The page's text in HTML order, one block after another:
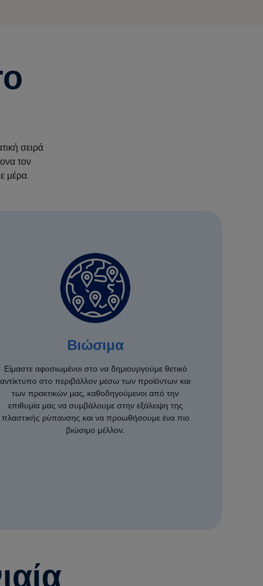
σειρά
τον
μέρα.
Βιώσιμα
Είμαστε αφοσιωμένοι στο να δημιουργούμε θετικό
αντίκτυπο στο περιβάλλον μέσω των προϊόντων και
των πρακτικών μας, καθοδηγούμενοι από την
επιθυμία μας να συμβάλουμε στην εξάλειψη της
πλαστικής ρύπανσης και να προωθήσουμε ένα πιο
βιώσιμο μέλλον.